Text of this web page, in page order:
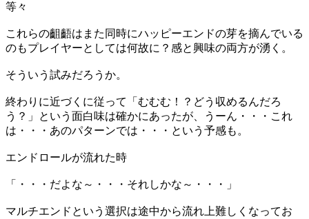
等々
これらの齟齬はまた同時にハッピーエンドの芽を摘んでいる
のもプレイヤーとしては何故に？感と興味の両方が湧く。
そういう試みだろうか。
終わりに近づくに従って「むむむ！？どう収めるんだろ
う？」という面白味は確かにあったが、うーん・・・これ
は・・・あのパターンでは・・・という予感も。
エンドロールが流れた時
「・・・だよな～・・・それしかな～・・・」
マルチエンドという選択は途中から流れ上難しくなってお